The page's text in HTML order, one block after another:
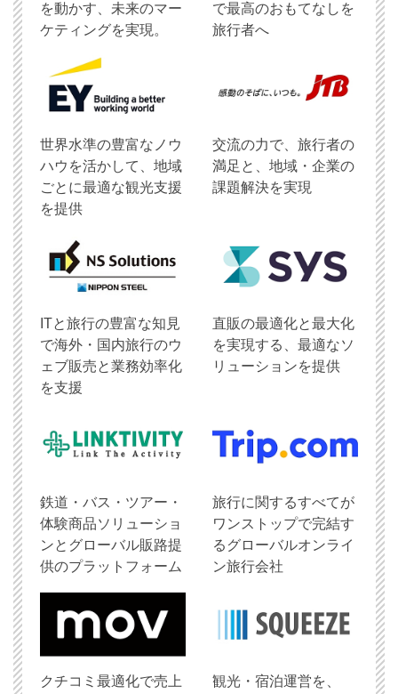
を動かす、未来のマー
ケティングを実現。
で最高のおもてなしを
旅行者へ
世界水準の豊富なノウ
ハウを活かして、地域
ごとに最適な観光支援
を提供
交流の力で、旅行者の
満足と、地域・企業の
課題解決を実現
ITと旅行の豊富な知見
で海外・国内旅行のウ
ェブ販売と業務効率化
を支援
直販の最適化と最大化
を実現する、最適なソ
リューションを提供
鉄道・バス・ツアー・
体験商品ソリューショ
ンとグローバル販路提
供のプラットフォーム
旅行に関するすべてが
ワンストップで完結す
るグローバルオンライ
ン旅行会社
クチコミ最適化で売上
観光・宿泊運営を、